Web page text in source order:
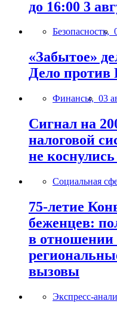
до 16:00 3
Безопасность,
«Забытое»
Дело против
Финансы, 03
Сигнал на
налоговой
не
Социальная
75-летие
беженцев:
в отношении
вызовы
Экспресс-